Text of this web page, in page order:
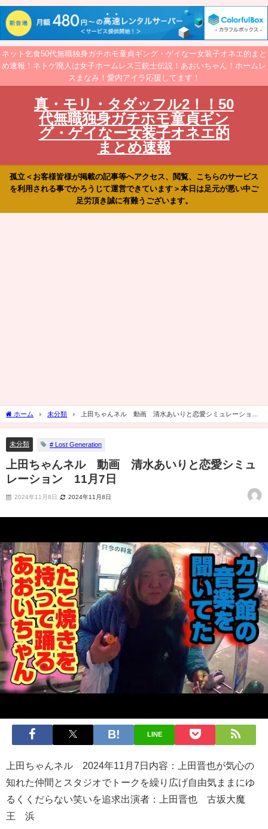
ネット乞食50代無職独身ガチホモ童貞ギング・ゲイなー女装子オネエ的まと
め速報！ネトゲ廃人は女子ホームレス三銃士伝説！あおいちゃん！ホームレ
スまなみ！愛内アイラ応援してます！
真・モリ・タダッフル2！！50
代無職独身ガチホモ童貞ギン
グ・ゲイなー女装子オネエ的
まとめ速報
孤立＜お客様皆様が掲載の記事等へアクセス、閲覧、こちらのサービス
を利用される事でかろうじて運営できています＞本日は足元が悪い中ご
足労頂き誠に有難うございます。
ホーム 未分類
上田ちゃんネル 動画 清水あいりと恋愛シミュレーショ
ン 11月7日
未分類 # Lost Generation
上田ちゃんネル 動画 清水あいりと恋愛シミュ
レーション 11月7日
2024年11月8日 2024年11月8日
LINE
上田ちゃんネル 2024年11月7日内容：上田晋也が気心の
知れた仲間とスタジオでトークを繰り広げ自由気ままにゆ
るくくだらない笑いを追求出演者：上田晋也 古坂大魔
王 浜